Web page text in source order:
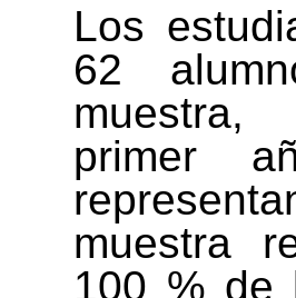
Los
62
primer
muestra
100 % de